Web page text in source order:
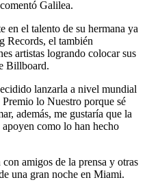
Galilea.
en el talento de su hermana ya
Records, el también
artistas logrando colocar sus
Billboard.
lanzarla a nivel mundial
lo Nuestro porque sé
además, me gustaría que la
como lo han hecho
amigos de la prensa y otras
una gran noche en Miami.